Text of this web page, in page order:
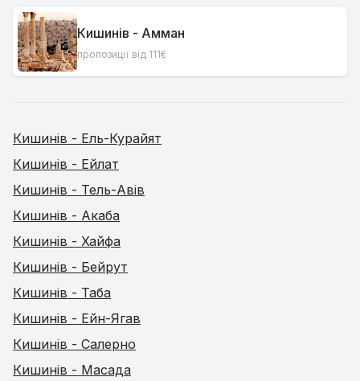
Кишинів - Амман
пропозиції від 111€
Кишинів - Ель-Курайят
Кишинів - Ейлат
Кишинів - Тель-Авів
Кишинів - Акаба
Кишинів - Хайфа
Кишинів - Бейрут
Кишинів - Таба
Кишинів - Ейн-Ягав
Кишинів - Салерно
Кишинів - Масада